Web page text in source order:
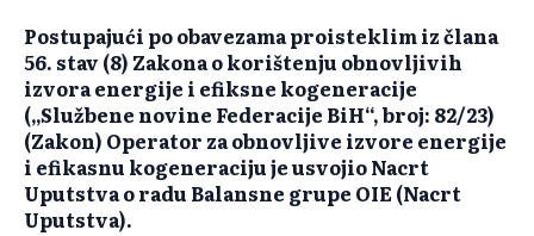
Postupajući po obavezama proisteklim iz člana
56. stav (8) Zakona o korištenju obnovljivih
izvora energije i efiksne kogeneracije
(„Službene novine Federacije BiH“, broj: 82/23)
(Zakon) Operator za obnovljive izvore energije
i efikasnu kogeneraciju je usvojio Nacrt
Uputstva o radu Balansne grupe OIE (Nacrt
Uputstva).